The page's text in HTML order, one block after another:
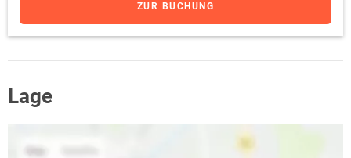
ZUR BUCHUNG
Lage